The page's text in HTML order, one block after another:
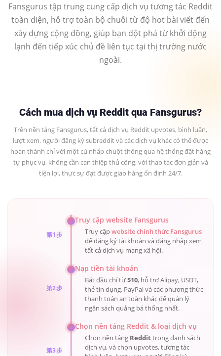
Fansgurus tập trung cung cấp dịch vụ tương tác Reddit
toàn diện, hỗ trợ toàn bộ chuỗi từ độ hot bài viết đến
xây dựng cộng đồng, giúp bạn đột phá từ khởi động
lạnh đến tiếp xúc chủ đề liên tục tại thị trường nước
ngoài.
Cách mua dịch vụ Reddit qua Fansgurus?
Trên nền tảng Fansgurus, tất cả dịch vụ Reddit upvotes, bình luận,
lượt xem, người đăng ký subreddit và các dịch vụ khác có thể được
hoàn thành chỉ với một cú nhấp chuột thông qua hệ thống đặt hàng
tự phục vụ, không cần can thiệp thủ công, với thao tác đơn giản và
tiện lợi, thực sự đạt được giao hàng ổn định 24/7.
第1步
Truy cập website Fansgurus
Truy cậpwebsite chính thức Fansgurus
để đăng ký tài khoản và đăng nhập xem
tất cả dịch vụ mạng xã hội.
第2步
Nạp tiền tài khoản
Bắt đầu chỉ từ$10, hỗ trợ Alipay, USDT,
thẻ tín dụng, PayPal và các phương thức
thanh toán an toàn khác để quản lý
ngân sách quảng bá thống nhất.
第3步
Chọn nền tảng Reddit & loại dịch vụ
Chọn nền tảng Reddittrong danh sách
dịch vụ, và chọn upvotes, tương tác